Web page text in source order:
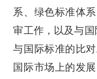
系、绿色标准体
审工作，以及与
与国际标准的比
国际市场上的发